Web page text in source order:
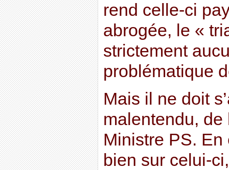
rend celle-ci
abrogée, le «
strictement
problématique
Mais il ne doit
malentendu,
Ministre PS. En
bien sur celui-